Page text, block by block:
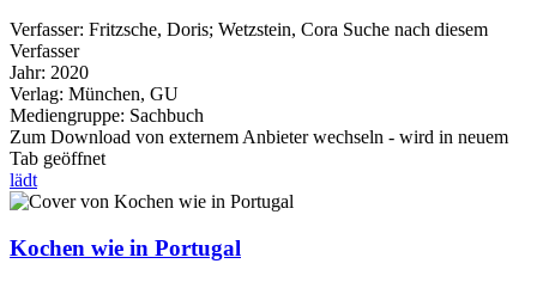
Verfasser: Fritzsche, Doris; Wetzstein, Cora Suche nach diesem
Verfasser
Jahr: 2020
Verlag: München, GU
Mediengruppe: Sachbuch
Zum Download von externem Anbieter wechseln - wird in neuem
Tab geöffnet
lädt
Kochen wie in Portugal